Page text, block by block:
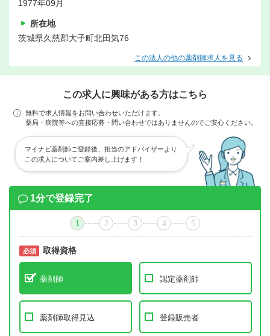
1977年09月
所在地
茨城県久慈郡大子町北田気76
この法人の他の薬剤師求人を見る
この求人に興味がある方はこちら
無料で求人情報をお問い合わせいただけます。
薬局・病院等への直接応募・問い合わせではありませんのでご安心ください。
マイナビ薬剤師ご登録後、担当のアドバイザーより
この求人についてご案内差し上げます！
1分で登録完了
1 2 3 4 5
必須 取得資格
薬剤師 認定薬剤師
薬剤師取得見込 登録販売者